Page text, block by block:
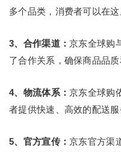
多个品类，消费者可以在
3、合作渠道：京东全球购
了合作关系，确保商品品质
4、物流体系：京东全球购
者提供快速、高效的配送服
5、官方宣传：京东官方渠